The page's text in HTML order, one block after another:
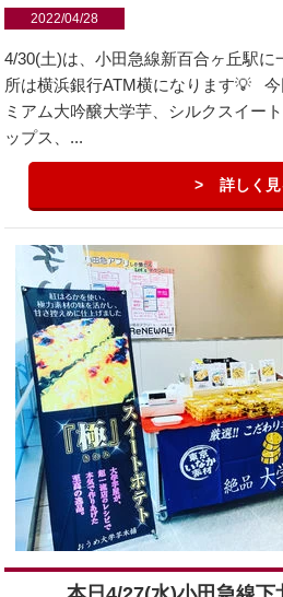
2022/04/28
4/30(土)は、小田急線新百合ヶ丘駅
所は横浜銀行ATM横になります💡
ミアム大吟醸大学芋、シルクスイー
ップス、...
詳しく見